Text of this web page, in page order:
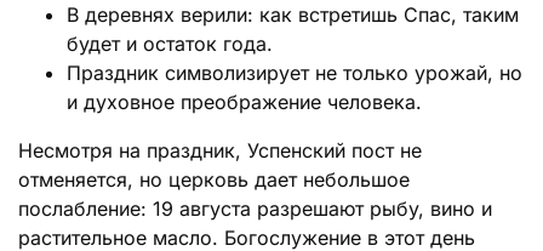
В деревнях верили: как встретишь Спас, таким
будет и остаток года.
Праздник символизирует не только урожай, но
и духовное преображение человека.
Несмотря на праздник, Успенский пост не
отменяется, но церковь дает небольшое
послабление: 19 августа разрешают рыбу, вино и
растительное масло. Богослужение в этот день